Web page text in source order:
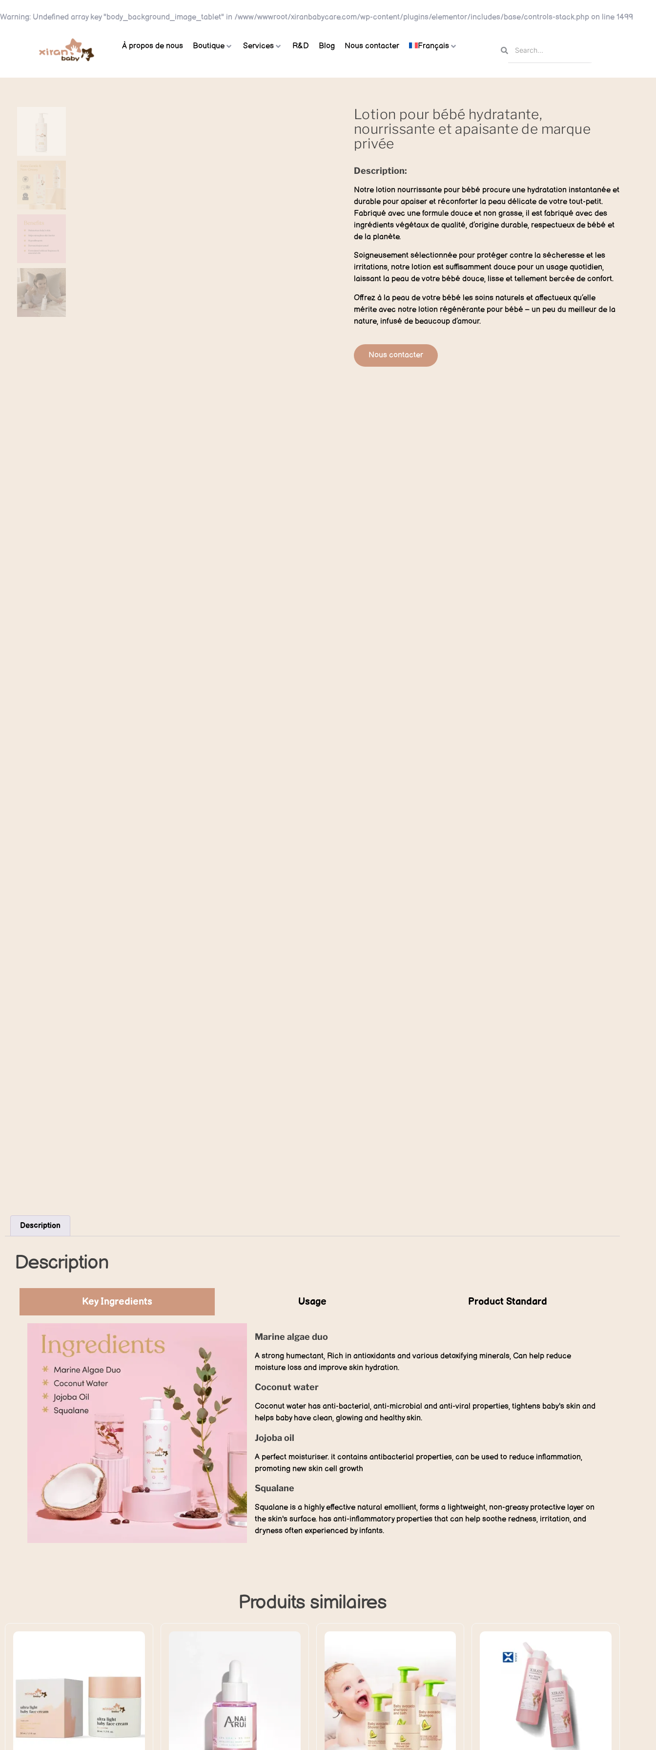
Warning: Undefined array key "body_background_image_tablet" in /www/wwwroot/xiranbabycare.com/wp-content/plugins/elementor/includes/base/controls-stack.php on line 1499
À propos de nous Boutique Services R&D Blog Nous contacter Français
Lotion pour bébé hydratante,
nourrissante et apaisante de marque
privée
Description:
Notre lotion nourrissante pour bébé procure une hydratation instantanée et
durable pour apaiser et réconforter la peau délicate de votre tout-petit.
Fabriqué avec une formule douce et non grasse, il est fabriqué avec des
ingrédients végétaux de qualité, d’origine durable, respectueux de bébé et
de la planète.
Soigneusement sélectionnée pour protéger contre la sécheresse et les
irritations, notre lotion est suffisamment douce pour un usage quotidien,
laissant la peau de votre bébé douce, lisse et tellement bercée de confort.
Offrez à la peau de votre bébé les soins naturels et affectueux qu’elle
mérite avec notre lotion régénérante pour bébé – un peu du meilleur de la
nature, infusé de beaucoup d’amour.
Nous contacter
Description
Description
Key Ingredients Usage Product Standard
Marine algae duo
A strong humectant, Rich in antioxidants and various detoxifying minerals, Can help reduce
moisture loss and improve skin hydration.
Coconut water
Coconut water has anti-bacterial, anti-microbial and anti-viral properties, tightens baby's skin and
helps baby have clean, glowing and healthy skin.
Jojoba oil
A perfect moisturiser. it contains antibacterial properties, can be used to reduce inflammation,
promoting new skin cell growth
Squalane
Squalane is a highly effective natural emollient, forms a lightweight, non-greasy protective layer on
the skin's surface. has anti-inflammatory properties that can help soothe redness, irritation, and
dryness often experienced by infants.
Produits similaires